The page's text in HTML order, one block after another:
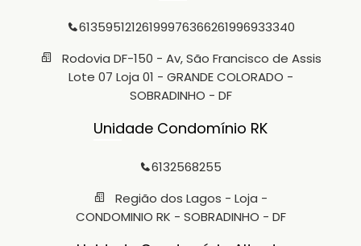
61359512126199976366261996933340
Rodovia DF-150 - Av, São Francisco de Assis
Lote 07 Loja 01 - GRANDE COLORADO -
SOBRADINHO - DF
Unidade Condomínio RK
6132568255
Região dos Lagos - Loja -
CONDOMINIO RK - SOBRADINHO - DF